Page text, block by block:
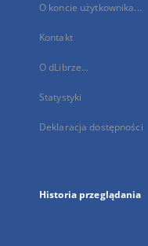
O koncie użytkownika...
Kontakt
O dLibrze...
Statystyki
Deklaracja dostępności
Historia przeglądania